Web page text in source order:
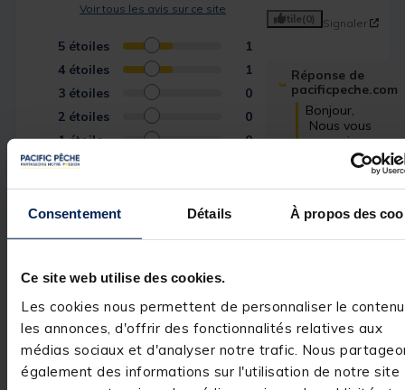
Consentement Détails À propos des
Ce site web utilise des cookies.
Les cookies nous permettent de personnaliser le
les annonces, d'offrir des fonctionnalités relatives aux
médias sociaux et d'analyser notre trafic. Nous
également des informations sur l'utilisation de notre site
Voir tous les avis sur ce site
5 étoiles
1
4 étoiles
1
3 étoiles
0
2 étoiles
0
1étoile 0
Utile(0) Signaler
Réponse de
pacificpeche.com
Bonjour,
remercions pour
commentaire
très positif.
d'avoir répondu
L’équipe Pacific
Pêche